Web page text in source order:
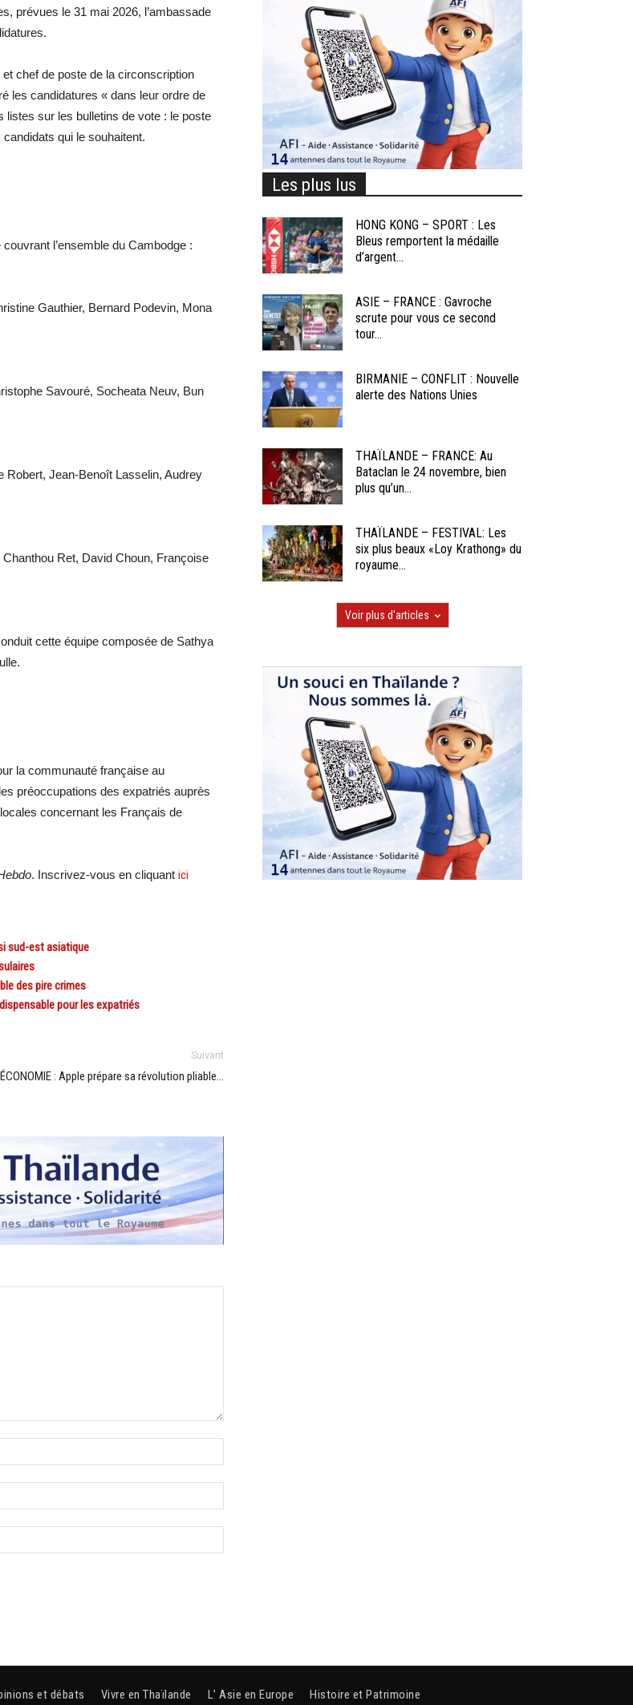
prévues le 31 mai 2026, l’ambassade
chef de poste de la circonscription
les candidatures « dans leur ordre de
listes sur les bulletins de vote : le poste
qui le souhaitent.
l’ensemble du Cambodge :
Gauthier, Bernard Podevin, Mona
Savouré, Socheata Neuv, Bun
Robert, Jean-Benoît Lasselin, Audrey
Ret, David Choun, Françoise
cette équipe composée de Sathya
la communauté française au
préoccupations des expatriés auprès
concernant les Français de
. Inscrivez-vous en cliquant ici
sud-est asiatique
des pire crimes
pour les expatriés
Suivant
: Apple prépare sa révolution pliable…
Les plus lus
HONG KONG – SPORT : Les
Bleus remportent la médaille
d’argent...
ASIE – FRANCE : Gavroche
scrute pour vous ce second
tour...
BIRMANIE – CONFLIT : Nouvelle
alerte des Nations Unies
THAÏLANDE – FRANCE: Au
Bataclan le 24 novembre, bien
plus qu’un...
THAÏLANDE – FESTIVAL: Les
six plus beaux «Loy Krathong» du
royaume...
Voir plus d'articles
et débats Vivre en Thaïlande L’ Asie en Europe Histoire et Patrimoine